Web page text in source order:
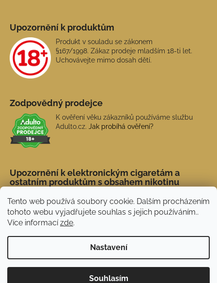
Tento web používá soubory cookie. Dalším procházením
tohoto webu vyjadřujete souhlas s jejich používáním..
Více informacízde.
Nastavení
Souhlasím
Novinka: Akční doprava s PPL od 45 Kč. Při
nákupu nad 1 500 Kč doprava ZDARMA.
Upozornění k produktům
Produkt v souladu se zákonem
§167/1998. Zákaz prodeje mladším 18-ti let.
Uchovávejte mimo dosah dětí.
Zodpovědný prodejce
K ověření věku zákazníků používáme službu
Adulto.cz. Jak probíhá ověření?
Upozornění k elektronickým cigaretám a
ostatním produktům s obsahem nikotinu
Vytvořil Shoptet
NERX.CZ. Všechna práva vyhrazena.